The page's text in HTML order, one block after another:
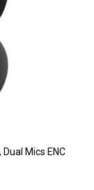
Mics ENC